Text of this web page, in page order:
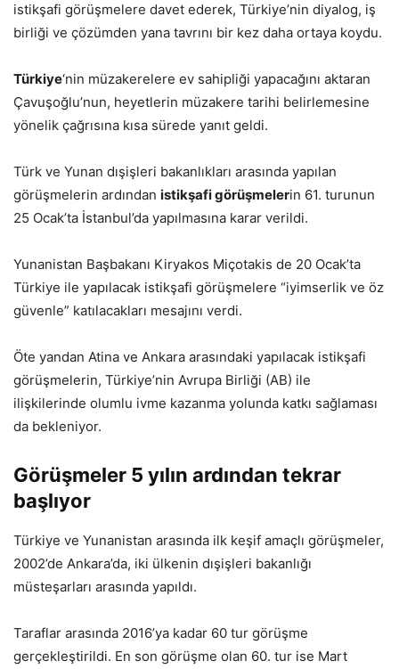
istikşafi görüşmelere davet ederek, Türkiye’nin diyalog, iş
birliği ve çözümden yana tavrını bir kez daha ortaya koydu.
Türkiye‘nin müzakerelere ev sahipliği yapacağını aktaran
Çavuşoğlu’nun, heyetlerin müzakere tarihi belirlemesine
yönelik çağrısına kısa sürede yanıt geldi.
Türk ve Yunan dışişleri bakanlıkları arasında yapılan
görüşmelerin ardından istikşafi görüşmelerin 61. turunun
25 Ocak’ta İstanbul’da yapılmasına karar verildi.
Yunanistan Başbakanı Kiryakos Miçotakis de 20 Ocak’ta
Türkiye ile yapılacak istikşafi görüşmelere “iyimserlik ve öz
güvenle” katılacakları mesajını verdi.
Öte yandan Atina ve Ankara arasındaki yapılacak istikşafi
görüşmelerin, Türkiye’nin Avrupa Birliği (AB) ile
ilişkilerinde olumlu ivme kazanma yolunda katkı sağlaması
da bekleniyor.
Görüşmeler 5 yılın ardından tekrar
başlıyor
Türkiye ve Yunanistan arasında ilk keşif amaçlı görüşmeler,
2002’de Ankara’da, iki ülkenin dışişleri bakanlığı
müsteşarları arasında yapıldı.
Taraflar arasında 2016’ya kadar 60 tur görüşme
gerçekleştirildi. En son görüşme olan 60. tur ise Mart